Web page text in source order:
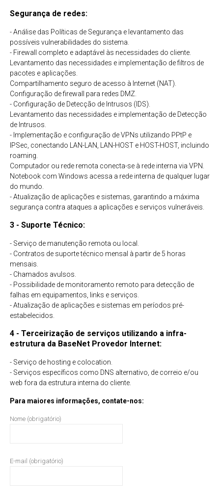
Segurança de redes:
- Análise das Políticas de Segurança e levantamento das
possíveis vulnerabilidades do sistema.
- Firewall completo e adaptável às necessidades do cliente.
Levantamento das necessidades e implementação de filtros de
pacotes e aplicações.
Compartilhamento seguro de acesso à Internet (NAT).
Configuração de firewall para redes DMZ.
- Configuração de Detecção de Intrusos (IDS).
Levantamento das necessidades e implementação de Detecção
de Intrusos.
- Implementação e configuração de VPNs utilizando PPtP e
IPSec, conectando LAN-LAN, LAN-HOST e HOST-HOST, incluindo
roaming.
Computador ou rede remota conecta-se à rede interna via VPN.
Notebook com Windows acessa a rede interna de qualquer lugar
do mundo.
- Atualização de aplicações e sistemas, garantindo a máxima
segurança contra ataques a aplicações e serviços vulneráveis.
3 - Suporte Técnico:
- Serviço de manutenção remota ou local.
- Contratos de suporte técnico mensal à partir de 5 horas
mensais.
- Chamados avulsos.
- Possibilidade de monitoramento remoto para detecção de
falhas em equipamentos, links e serviços.
- Atualização de aplicações e sistemas em períodos pré-
estabelecidos.
4 - Terceirização de serviços utilizando a infra-
estrutura da BaseNet Provedor Internet:
- Serviço de hosting e colocation.
- Serviços específicos como DNS alternativo, de correio e/ou
web fora da estrutura interna do cliente.
Para maiores informações, contate-nos:
Nome (obrigatório)
E-mail (obrigatório)